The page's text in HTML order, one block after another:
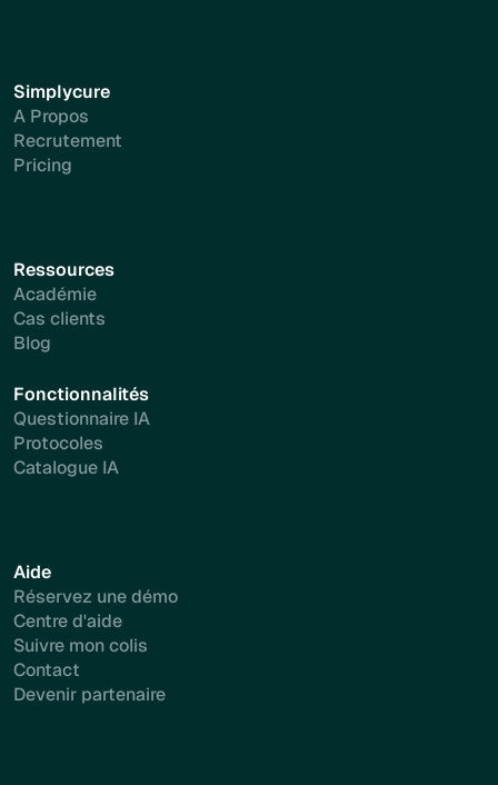
Simplycure
A Propos
Recrutement
Pricing
Ressources
Académie
Cas clients
Blog
Fonctionnalités
Questionnaire IA
Protocoles
Catalogue IA
Aide
Réservez une démo
Centre d'aide
Suivre mon colis
Contact
Devenir partenaire